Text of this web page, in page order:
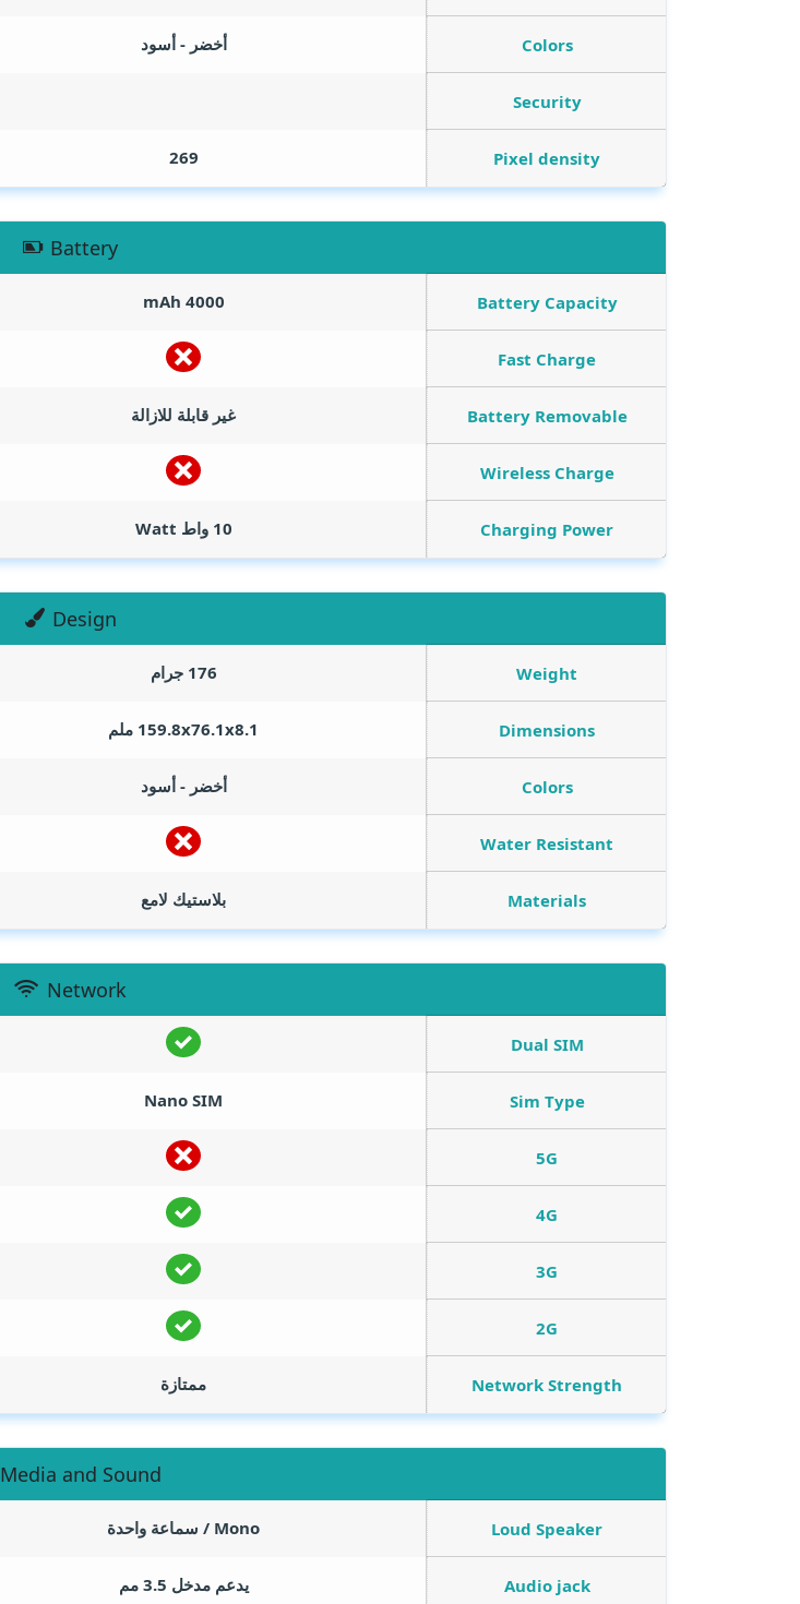
Colors أخضر - أسود
Security
Pixel density
269
Battery
Battery Capacity
4000
mAh
Fast Charge
Battery Removable غير قابلة للازالة
Wireless Charge
Charging Power 10 واط Watt
Design
Weight 176 جرام
Dimensions 159.8x76.1x8.1 ملم
Colors أخضر - أسود
Water Resistant
Materials بلاستيك لامع
Network
Dual SIM
Sim Type
Nano SIM
5G
4G
3G
2G
Network Strength ممتازة
Media and Sound
Loud Speaker Mono / سماعة واحدة
Audio jack يدعم مدخل 3.5 مم